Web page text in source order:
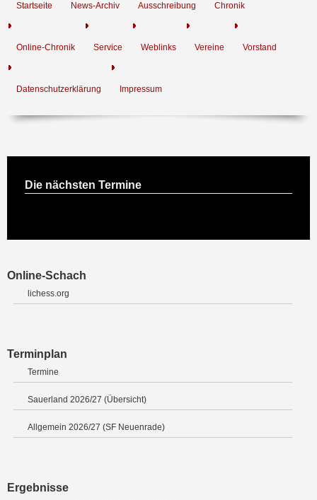
Startseite News-Archiv Ausschreibung Chronik
Online-Chronik Service Weblinks Vereine Vorstand
Datenschutzerklärung Impressum
Die nächsten Termine
Online-Schach
lichess.org
Terminplan
Termine
Sauerland 2026/27 (Übersicht)
Allgemein 2026/27 (SF Neuenrade)
Ergebnisse